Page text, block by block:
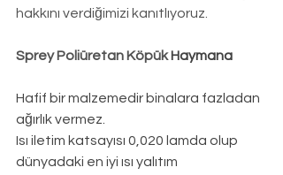
hakkını verdiğimizi kanıtlıyoruz.
Sprey Poliüretan Köpük Haymana
Hafif bir malzemedir binalara fazladan
ağırlık vermez.
Isı iletim katsayısı 0,020 lamda olup
dünyadaki en iyi ısı yalıtım